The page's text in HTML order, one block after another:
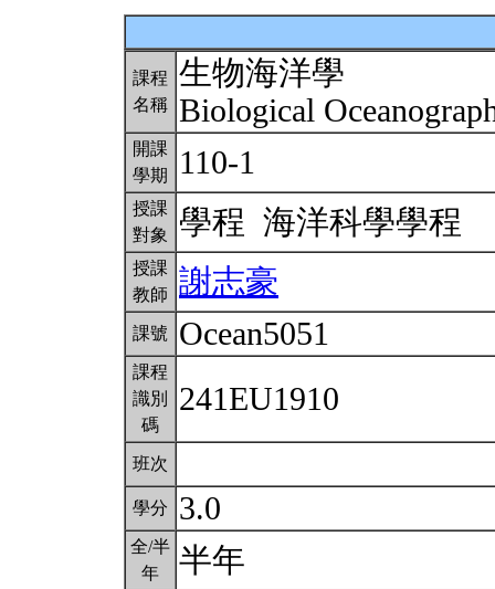
課程
名稱
生物海洋學
Biological
開課
學期
110-1
授課
對象
學程 海洋科學學程
授課
教師
謝志豪
課號 Ocean5051
課程
識別
碼
241EU1910
班次
學分 3.0
全/半
年
半年